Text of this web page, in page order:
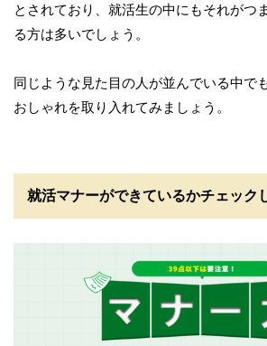
とされており、就活生の中にもそれがつ
る方は多いでしょう。
同じような見た目の人が並んでいる中で
おしゃれを取り入れてみましょう。
就活マナーができているかチェック